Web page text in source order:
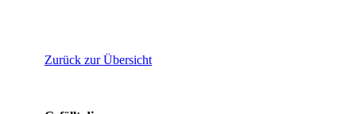
Zurück zur Übersicht